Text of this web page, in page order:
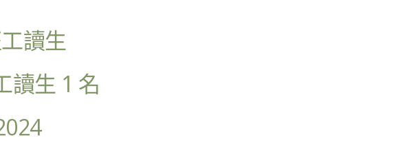
讀生
讀生 1 名